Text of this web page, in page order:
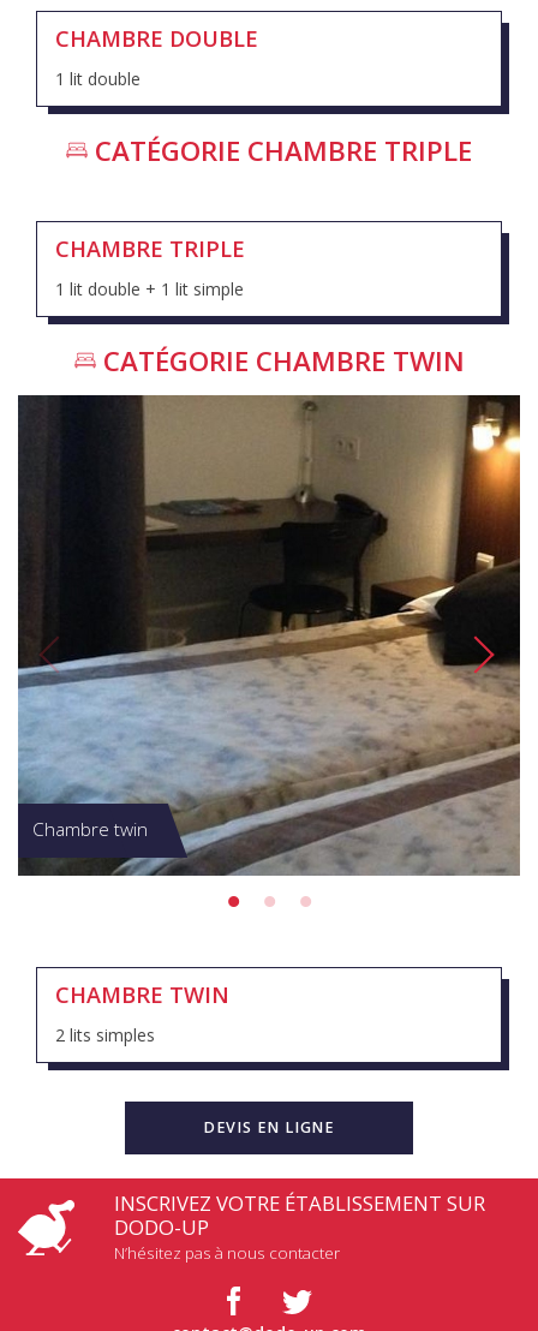
CHAMBRE DOUBLE
1 lit double
CATÉGORIE CHAMBRE TRIPLE
CHAMBRE TRIPLE
1 lit double + 1 lit simple
CATÉGORIE CHAMBRE TWIN
Chambre twin
CHAMBRE TWIN
2 lits simples
DEVIS EN LIGNE
INSCRIVEZ VOTRE ÉTABLISSEMENT SUR
DODO-UP
N’hésitez pas à nous contacter